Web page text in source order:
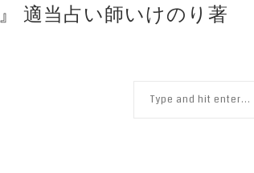
適当占い師いけのり著